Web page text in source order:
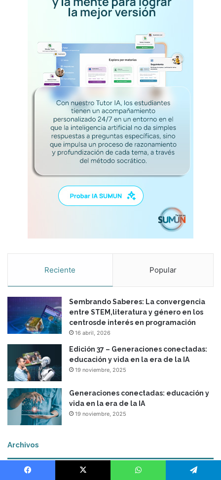
Reciente Popular
Sembrando Saberes: La convergencia
entre STEM,literatura y género en los
centrosde interés en programación
16 abril, 2026
Edición 37 – Generaciones conectadas:
educación y vida en la era de la IA
19 noviembre, 2025
Generaciones conectadas: educación y
vida en la era de la IA
19 noviembre, 2025
Archivos